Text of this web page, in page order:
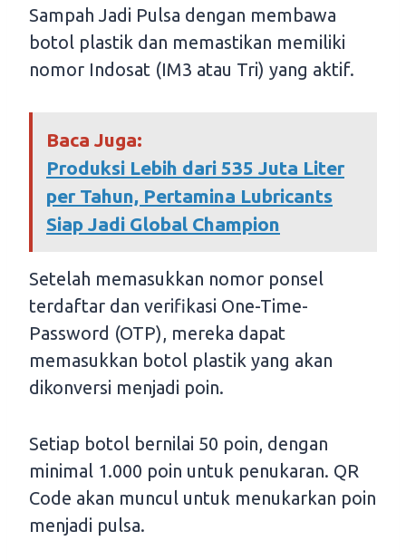
Sampah Jadi Pulsa dengan membawa
botol plastik dan memastikan memiliki
nomor Indosat (IM3 atau Tri) yang aktif.
Baca Juga:
Produksi Lebih dari 535 Juta Liter
per Tahun, Pertamina Lubricants
Siap Jadi Global Champion
Setelah memasukkan nomor ponsel
terdaftar dan verifikasi One-Time-
Password (OTP), mereka dapat
memasukkan botol plastik yang akan
dikonversi menjadi poin.
Setiap botol bernilai 50 poin, dengan
minimal 1.000 poin untuk penukaran. QR
Code akan muncul untuk menukarkan poin
menjadi pulsa.